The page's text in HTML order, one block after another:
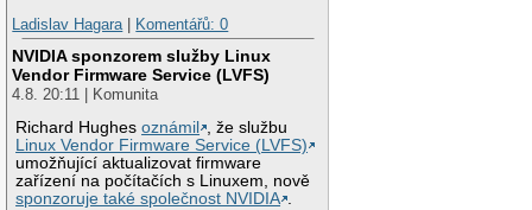
Ladislav Hagara| Komentářů: 0
NVIDIA sponzorem služby Linux
Vendor Firmware Service (LVFS)
4.8. 20:11 | Komunita
Richard Hughesoznámil
, že službu
Linux Vendor Firmware Service (LVFS)
umožňující aktualizovat firmware
zařízení na počítačích s Linuxem, nově
sponzoruje také společnost NVIDIA .